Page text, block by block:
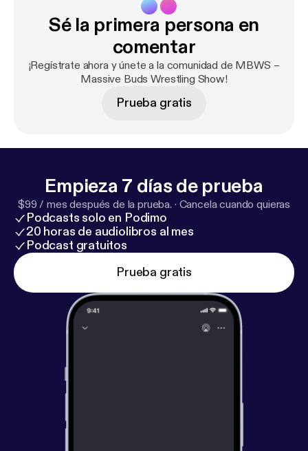
he&#8217;s OK. Thanks for listening!
Sé la primera persona en
comentar
¡Regístrate ahora y únete a la comunidad de MBWS –
Massive Buds Wrestling Show!
Prueba gratis
Empieza 7 días de prueba
$99 / mes después de la prueba. · Cancela cuando quieras
Podcasts solo en Podimo
20 horas de audiolibros al mes
Podcast gratuitos
Prueba gratis